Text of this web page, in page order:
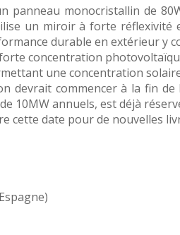
panneau monocristallin de
un miroir à forte
durable en extérieur y
concentration
une concentration
devrait commencer à la fin de
10MW annuels, est déjà
cette date pour de nouvelles